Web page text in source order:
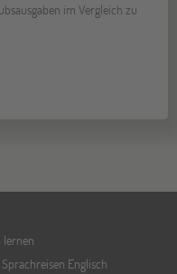
im Vergleich zu
lernen
Sprachreisen Englisch